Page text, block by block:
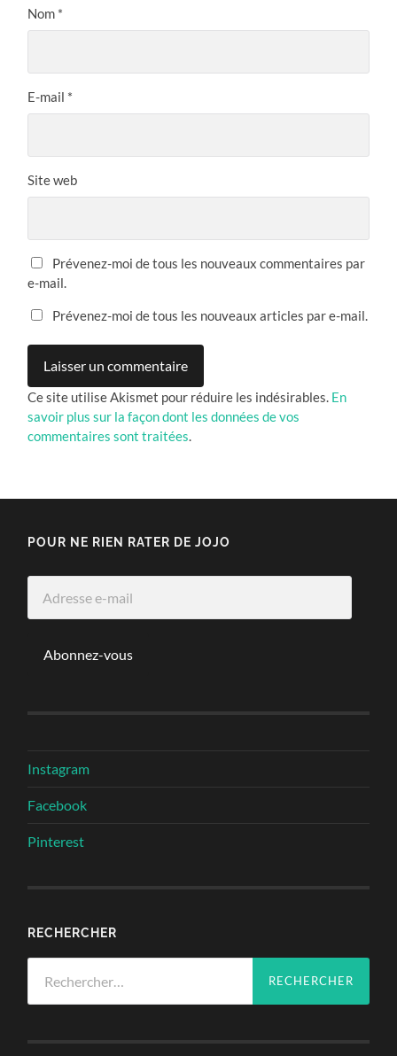
Nom *
E-mail *
Site web
Prévenez-moi de tous les nouveaux commentaires par
e-mail.
Prévenez-moi de tous les nouveaux articles par e-mail.
Ce site utilise Akismet pour réduire les indésirables. En
savoir plus sur la façon dont les données de vos
commentaires sont traitées.
POUR NE RIEN RATER DE JOJO
Abonnez-vous
Instagram
Facebook
Pinterest
RECHERCHER